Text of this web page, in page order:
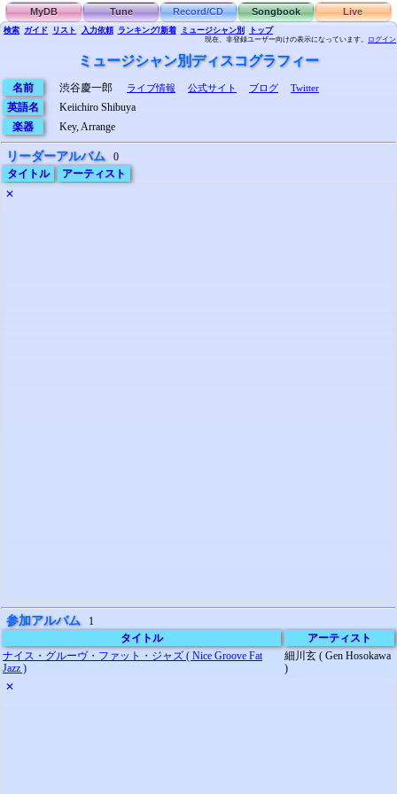
MyDB Tune Record/CD Songbook Live
検索 ガイド リスト 入力依頼 ランキング/新着 ミュージシャン別 トップ
現在、非登録ユーザー向けの表示になっています。 ログイン
ミュージシャン別ディスコグラフィー
名前 渋谷慶一郎 ライブ情報 公式サイト ブログ Twitter
英語名
Keiichiro Shibuya
楽器
Key, Arrange
リーダーアルバム
0
タイトル
アーティスト
✕
参加アルバム
1
タイトル
アーティスト
ナイス・グルーヴ・ファット・ジャズ ( Nice Groove Fat
Jazz )
細川玄 ( Gen Hosokawa
)
✕